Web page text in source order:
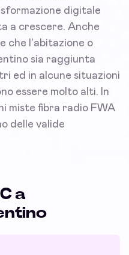
digitale
a crescere. Anche
che l'abitazione o
sia raggiunta
ed in alcune situazioni
essere molto alti. In
miste fibra radio FWA
delle valide
a